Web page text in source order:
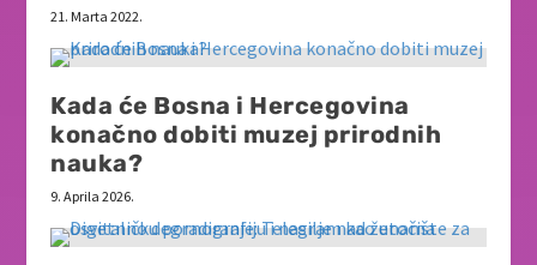
21. Marta 2022.
Kada će Bosna i Hercegovina
konačno dobiti muzej prirodnih
nauka?
9. Aprila 2026.